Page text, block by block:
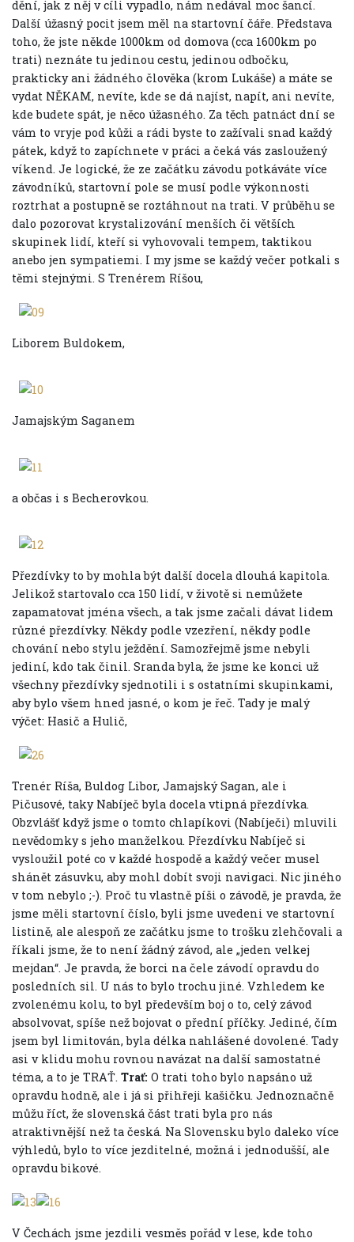
dění, jak z něj v cíli vypadlo, nám nedával moc šancí.
Další úžasný pocit jsem měl na startovní čáře. Představa
toho, že jste někde 1000km od domova (cca 1600km po
trati) neznáte tu jedinou cestu, jedinou odbočku,
prakticky ani žádného člověka (krom Lukáše) a máte se
vydat NĚKAM, nevíte, kde se dá najíst, napít, ani nevíte,
kde budete spát, je něco úžasného. Za těch patnáct dní se
vám to vryje pod kůži a rádi byste to zažívali snad každý
pátek, když to zapíchnete v práci a čeká vás zasloužený
víkend. Je logické, že ze začátku závodu potkáváte více
závodníků, startovní pole se musí podle výkonnosti
roztrhat a postupně se roztáhnout na trati. V průběhu se
dalo pozorovat krystalizování menších či větších
skupinek lidí, kteří si vyhovovali tempem, taktikou
anebo jen sympatiemi. I my jsme se každý večer potkali s
těmi stejnými. S Trenérem Ríšou,
Liborem Buldokem,
Jamajským Saganem
a občas i s Becherovkou.
Přezdívky to by mohla být další docela dlouhá kapitola.
Jelikož startovalo cca 150 lidí, v životě si nemůžete
zapamatovat jména všech, a tak jsme začali dávat lidem
různé přezdívky. Někdy podle vzezření, někdy podle
chování nebo stylu ježdění. Samozřejmě jsme nebyli
jediní, kdo tak činil. Sranda byla, že jsme ke konci už
všechny přezdívky sjednotili i s ostatními skupinkami,
aby bylo všem hned jasné, o kom je řeč. Tady je malý
výčet: Hasič a Hulič,
Trenér Ríša, Buldog Libor, Jamajský Sagan, ale i
Pičusové, taky Nabíječ byla docela vtipná přezdívka.
Obzvlášť když jsme o tomto chlapíkovi (Nabíječi) mluvili
nevědomky s jeho manželkou. Přezdívku Nabíječ si
vysloužil poté co v každé hospodě a každý večer musel
shánět zásuvku, aby mohl dobít svoji navigaci. Nic jiného
v tom nebylo ;-). Proč tu vlastně píši o závodě, je pravda, že
jsme měli startovní číslo, byli jsme uvedeni ve startovní
listině, ale alespoň ze začátku jsme to trošku zlehčovali a
říkali jsme, že to není žádný závod, ale „jeden velkej
mejdan“. Je pravda, že borci na čele závodí opravdu do
posledních sil. U nás to bylo trochu jiné. Vzhledem ke
zvolenému kolu, to byl především boj o to, celý závod
absolvovat, spíše než bojovat o přední příčky. Jediné, čím
jsem byl limitován, byla délka nahlášené dovolené. Tady
asi v klidu mohu rovnou navázat na další samostatné
téma, a to je TRAŤ. Trať: O trati toho bylo napsáno už
opravdu hodně, ale i já si přihřeji kašičku. Jednoznačně
můžu říct, že slovenská část trati byla pro nás
atraktivnější než ta česká. Na Slovensku bylo daleko více
výhledů, bylo to více jezditelné, možná i jednodušší, ale
opravdu bikové.
V Čechách jsme jezdili vesměs pořád v lese, kde toho